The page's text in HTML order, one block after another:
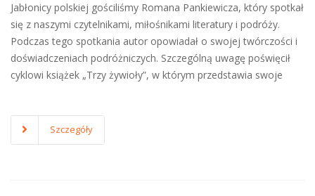
Jabłonicy polskiej gościliśmy Romana Pankiewicza, który spotkał
się z naszymi czytelnikami, miłośnikami literatury i podróży.
Podczas tego spotkania autor opowiadał o swojej twórczości i
doświadczeniach podróżniczych. Szczególną uwagę poświęcił
cyklowi książek „Trzy żywioły”, w którym przedstawia swoje
Szczegóły